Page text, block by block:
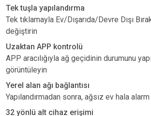
Tek tuşla yapılandırma
Tek tıklamayla Ev/Dışarıda/Devre Dışı
değiştirin
Uzaktan APP kontrolü
APP aracılığıyla ağ geçidinin durumunu
görüntüleyin
Yerel alan ağı bağlantısı
Yapılandırmadan sonra, ağsız ev hala
32 yönlü alt cihaz erişimi